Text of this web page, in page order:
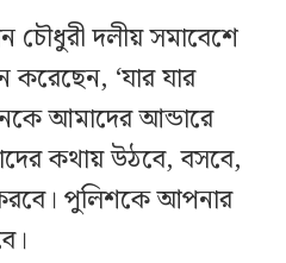
চৌধুরী দলীয় সমাবেশে
‘যার যার
আমাদের আন্ডারে
কথায় উঠবে, বসবে,
পুলিশকে আপনার